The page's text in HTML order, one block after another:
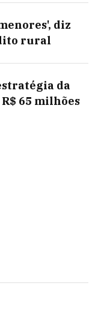
diz
rural
da
65 milhões